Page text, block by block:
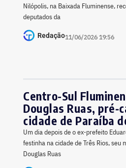
Nilópolis, na Baixada Fluminense,
deputados da
Redação11/06/2026 19:56
Centro-Sul
Douglas Ruas, pré-
cidade de Paraíba
Um dia depois de o ex-prefeito
festinha na cidade de Três Rios,
Douglas Ruas